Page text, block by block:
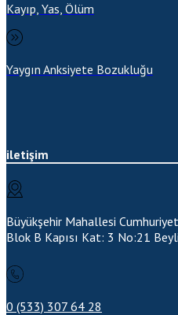
Kayıp, Yas, Ölüm
Yaygın Anksiyete Bozukluğu
iletişim
Büyükşehir Mahallesi
Blok B Kapısı Kat: 3 No:21
0 (533) 307 64 28